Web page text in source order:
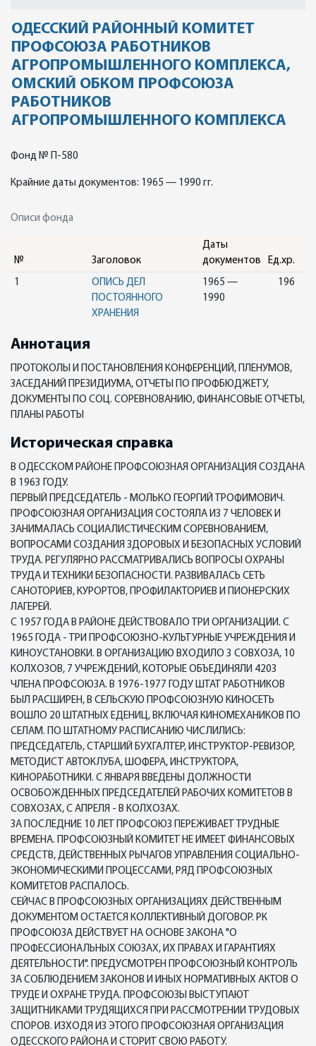
ОДЕССКИЙ РАЙОННЫЙ КОМИТЕТ
ПРОФСОЮЗА РАБОТНИКОВ
АГРОПРОМЫШЛЕННОГО КОМПЛЕКСА,
ОМСКИЙ ОБКОМ ПРОФСОЮЗА
РАБОТНИКОВ
АГРОПРОМЫШЛЕННОГО КОМПЛЕКСА
Фонд № П-580
Крайние даты документов: 1965 — 1990 гг.
Описи фонда
№ Заголовок
Даты
документов
Ед.хр.
1
ОПИСЬ ДЕЛ
ПОСТОЯННОГО
ХРАНЕНИЯ
1965 —
1990
196
Аннотация
ПРОТОКОЛЫ И ПОСТАНОВЛЕНИЯ КОНФЕРЕНЦИЙ, ПЛЕНУМОВ,
ЗАСЕДАНИЙ ПРЕЗИДИУМА, ОТЧЕТЫ ПО ПРОФБЮДЖЕТУ,
ДОКУМЕНТЫ ПО СОЦ. СОРЕВНОВАНИЮ, ФИНАНСОВЫЕ ОТЧЕТЫ,
ПЛАНЫ РАБОТЫ
Историческая справка
В ОДЕССКОМ РАЙОНЕ ПРОФСОЮЗНАЯ ОРГАНИЗАЦИЯ СОЗДАНА
В 1963 ГОДУ.
ПЕРВЫЙ ПРЕДСЕДАТЕЛЬ - МОЛЬКО ГЕОРГИЙ ТРОФИМОВИЧ.
ПРОФСОЮЗНАЯ ОРГАНИЗАЦИЯ СОСТОЯЛА ИЗ 7 ЧЕЛОВЕК И
ЗАНИМАЛАСЬ СОЦИАЛИСТИЧЕСКИМ СОРЕВНОВАНИЕМ,
ВОПРОСАМИ СОЗДАНИЯ ЗДОРОВЫХ И БЕЗОПАСНЫХ УСЛОВИЙ
ТРУДА. РЕГУЛЯРНО РАССМАТРИВАЛИСЬ ВОПРОСЫ ОХРАНЫ
ТРУДА И ТЕХНИКИ БЕЗОПАСНОСТИ. РАЗВИВАЛАСЬ СЕТЬ
САНОТОРИЕВ, КУРОРТОВ, ПРОФИЛАКТОРИЕВ И ПИОНЕРСКИХ
ЛАГЕРЕЙ.
С 1957 ГОДА В РАЙОНЕ ДЕЙСТВОВАЛО ТРИ ОРГАНИЗАЦИИ. С
1965 ГОДА - ТРИ ПРОФСОЮЗНО-КУЛЬТУРНЫЕ УЧРЕЖДЕНИЯ И
КИНОУСТАНОВКИ. В ОРГАНИЗАЦИЮ ВХОДИЛО 3 СОВХОЗА, 10
КОЛХОЗОВ, 7 УЧРЕЖДЕНИЙ, КОТОРЫЕ ОБЪЕДИНЯЛИ 4203
ЧЛЕНА ПРОФСОЮЗА. В 1976-1977 ГОДУ ШТАТ РАБОТНИКОВ
БЫЛ РАСШИРЕН, В СЕЛЬСКУЮ ПРОФСОЮЗНУЮ КИНОСЕТЬ
ВОШЛО 20 ШТАТНЫХ ЕДЕНИЦ, ВКЛЮЧАЯ КИНОМЕХАНИКОВ ПО
СЕЛАМ. ПО ШТАТНОМУ РАСПИСАНИЮ ЧИСЛИЛИСЬ:
ПРЕДСЕДАТЕЛЬ, СТАРШИЙ БУХГАЛТЕР, ИНСТРУКТОР-РЕВИЗОР,
МЕТОДИСТ АВТОКЛУБА, ШОФЕРА, ИНСТРУКТОРА,
КИНОРАБОТНИКИ. С ЯНВАРЯ ВВЕДЕНЫ ДОЛЖНОСТИ
ОСВОБОЖДЕННЫХ ПРЕДСЕДАТЕЛЕЙ РАБОЧИХ КОМИТЕТОВ В
СОВХОЗАХ, С АПРЕЛЯ - В КОЛХОЗАХ.
ЗА ПОСЛЕДНИЕ 10 ЛЕТ ПРОФСОЮЗ ПЕРЕЖИВАЕТ ТРУДНЫЕ
ВРЕМЕНА. ПРОФСОЮЗНЫЙ КОМИТЕТ НЕ ИМЕЕТ ФИНАНСОВЫХ
СРЕДСТВ, ДЕЙСТВЕННЫХ РЫЧАГОВ УПРАВЛЕНИЯ СОЦИАЛЬНО-
ЭКОНОМИЧЕСКИМИ ПРОЦЕССАМИ, РЯД ПРОФСОЮЗНЫХ
КОМИТЕТОВ РАСПАЛОСЬ.
СЕЙЧАС В ПРОФСОЮЗНЫХ ОРГАНИЗАЦИЯХ ДЕЙСТВЕННЫМ
ДОКУМЕНТОМ ОСТАЕТСЯ КОЛЛЕКТИВНЫЙ ДОГОВОР. РК
ПРОФСОЮЗА ДЕЙСТВУЕТ НА ОСНОВЕ ЗАКОНА "О
ПРОФЕССИОНАЛЬНЫХ СОЮЗАХ, ИХ ПРАВАХ И ГАРАНТИЯХ
ДЕЯТЕЛЬНОСТИ". ПРЕДУСМОТРЕН ПРОФСОЮЗНЫЙ КОНТРОЛЬ
ЗА СОБЛЮДЕНИЕМ ЗАКОНОВ И ИНЫХ НОРМАТИВНЫХ АКТОВ О
ТРУДЕ И ОХРАНЕ ТРУДА. ПРОФСОЮЗЫ ВЫСТУПАЮТ
ЗАЩИТНИКАМИ ТРУДЯЩИХСЯ ПРИ РАССМОТРЕНИИ ТРУДОВЫХ
СПОРОВ. ИЗХОДЯ ИЗ ЭТОГО ПРОФСОЮЗНАЯ ОРГАНИЗАЦИЯ
ОДЕССКОГО РАЙОНА И СТОРИТ СВОЮ РАБОТУ.